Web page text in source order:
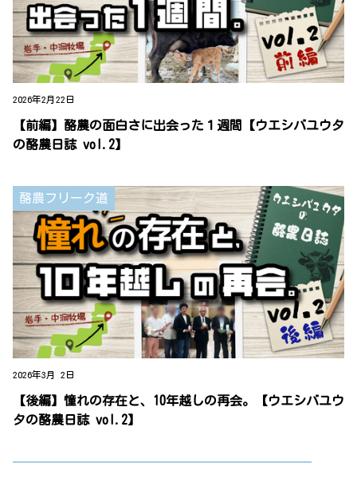
2026年2月22日
【前編】酪農の面白さに出会った１週間【ウエシバユウタ
の酪農日誌 vol.2】
酪農フリーク道
2026年3月 2日
【後編】憧れの存在と、10年越しの再会。【ウエシバユウ
タの酪農日誌 vol.2】